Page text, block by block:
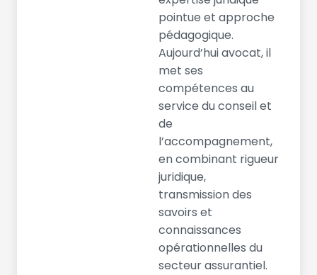
pointue et approche
pédagogique.
Aujourd’hui avocat, il
met ses
compétences au
service du conseil et
de
l’accompagnement,
en combinant rigueur
juridique,
transmission des
savoirs et
connaissances
opérationnelles du
secteur assurantiel.